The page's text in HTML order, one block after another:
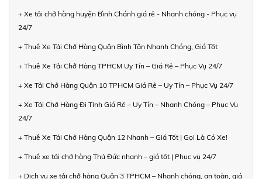
+ Xe tải chở hàng huyện Bình Chánh giá rẻ - Nhanh chóng - Phục vụ
24/7
+ Thuê Xe Tải Chở Hàng Quận Bình Tân Nhanh Chóng, Giá Tốt
+ Thuê Xe Tải Chở Hàng TPHCM Uy Tín – Giá Rẻ – Phục Vụ 24/7
+ Xe Tải Chở Hàng Quận 10 TPHCM Giá Rẻ – Uy Tín – Phục Vụ 24/7
+ Xe Tải Chở Hàng Đi Tỉnh Giá Rẻ – Uy Tín – Nhanh Chóng – Phục Vụ
24/7
+ Thuê Xe Tải Chở Hàng Quận 12 Nhanh – Giá Tốt | Gọi Là Có Xe!
+ Thuê xe tải chở hàng Thủ Đức nhanh – giá tốt | Phục vụ 24/7
+ Dịch vụ xe tải chở hàng Quận 3 TPHCM – Nhanh chóng, an toàn, giá